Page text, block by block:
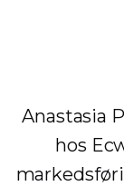
Anastasia
hos